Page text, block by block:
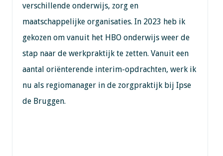
verschillende onderwijs, zorg en
maatschappelijke organisaties. In 2023 heb ik
gekozen om vanuit het HBO onderwijs weer de
stap naar de werkpraktijk te zetten. Vanuit een
aantal oriënterende interim-opdrachten, werk ik
nu als regiomanager in de zorgpraktijk bij Ipse
de Bruggen.